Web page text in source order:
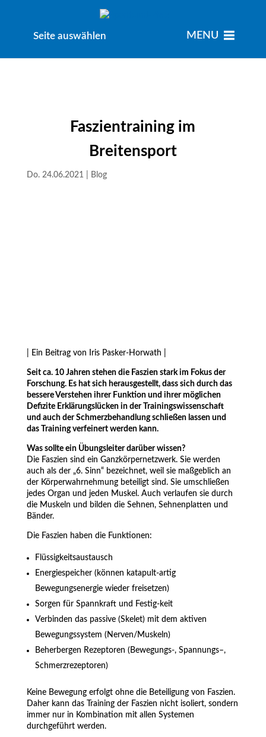
Seite auswählen MENU
Faszientraining im
Breitensport
Do. 24.06.2021 Blog
| Ein Beitrag von Iris Pasker-Horwath |
Seit ca. 10 Jahren stehen die Faszien stark im Fokus der
Forschung. Es hat sich herausgestellt, dass sich durch das
bessere Verstehen ihrer Funktion und ihrer möglichen
Defizite Erklärungslücken in der Trainingswissenschaft
und auch der Schmerzbehandlung schließen lassen und
das Training verfeinert werden kann.
Was sollte ein Übungsleiter darüber wissen?
Die Faszien sind ein Ganzkörpernetzwerk. Sie werden
auch als der „6. Sinn“ bezeichnet, weil sie maßgeblich an
der Körperwahrnehmung beteiligt sind. Sie umschließen
jedes Organ und jeden Muskel. Auch verlaufen sie durch
die Muskeln und bilden die Sehnen, Sehnenplatten und
Bänder.
Die Faszien haben die Funktionen:
Flüssigkeitsaustausch
Energiespeicher (können katapult-artig
Bewegungsenergie wieder freisetzen)
Sorgen für Spannkraft und Festig-keit
Verbinden das passive (Skelet) mit dem aktiven
Bewegungssystem (Nerven/Muskeln)
Beherbergen Rezeptoren (Bewegungs-, Spannungs–,
Schmerzrezeptoren)
Keine Bewegung erfolgt ohne die Beteiligung von Faszien.
Daher kann das Training der Faszien nicht isoliert, sondern
immer nur in Kombination mit allen Systemen
durchgeführt werden.